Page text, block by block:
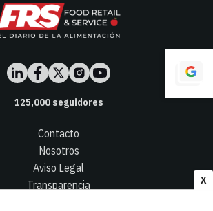
X
125,000seguidores
Contacto
Nosotros
Aviso Legal
Transparencia